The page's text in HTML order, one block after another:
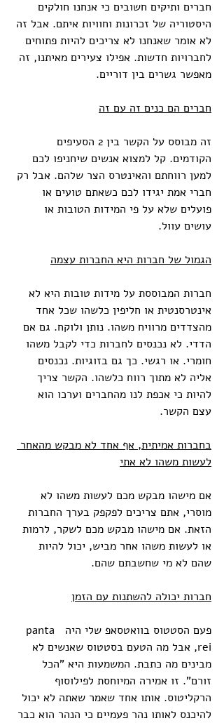
חברים ותיקים חשובים כי אנחנו חולקים
היסטוריה של זכרונות וחוויות איתם. אבל זה
לא אומר שאנחנו לא צריכים להיות פתוחים
לחברויות חדשות. אפילו צעירים מאיתנו, זה
מאפשר גשרים בין דוריים.
חברים הם כנים זה עם זה
זה מבוסס על הקשר בין 2 הסעיפים
הקודמים. קל למצוא אנשים שיחניפו לכם
למען רווחתם והאינטרס הצר שלהם. אבל רק
חברי אמת יגידו לכם כשאתם טועים או
פועלים שלא על פי המידות הטובות או
עושים עוול.
הגמול של חברות היא החברות עצמה
חברות המבוססת על מידות טובות היא לא
אינטרסנטית או חליפין כלשהו שכל אחד
מהצדדים מרוויח משהו. נותן ולוקח. גם אם
הדדי. לא נכנסים לחברות כדי לקבל משהו
חומרי. או רגשי. כך גם בזוגיות. נכנסים
אליה לא מתוך רווח כלשהו. הקשר צריך
להיות כי אכפת לנו מהחברים וערכו הוא
עצם הקשר.
בחברות אמיתית, אף אחד לא מבקש מהאחר
לעשות משהו לא אתי
אם מישהו מבקש מכם לעשות משהו לא
מוסרי, אתם צריכים לפקפק בערך החברות
הזאת. אם מישהו מבקש מכם לשקר, לרמות
או לעשות משהו אחר מביש, יכול להיות
שהם לא מי שחשבתם שהם.
חברות יכולה להשתנות עם הזמן
פעם הסטטוס בוואטסאפ שלי היה  panta
rei, אבל מה הטעם בסטטוס שאנשים לא
מבינים מה כתבת. המשמעות היא "הכל
זורם". זו אמירה המיוחסת לפילוסוף
הרקליטוס. אותו אחד שאמר שאתה לא יכול
להיכנס לאותו נהר פעמיים כי הנהר הוא כבר